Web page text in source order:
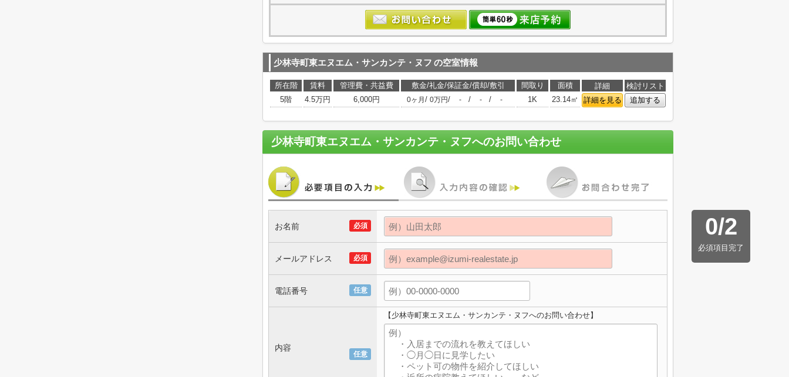
少林寺町東エヌエム・サンカンテ・ヌフ の空室情報
所在階 賃料 管理費・共益費 敷金/礼金/保証金/償却/敷引 間取り 面積 詳細
検討リスト
5階
4.5万円 6,000円 0ヶ月 / 0万円/ - / - / - 1K 23.14㎡ 詳細を見る 追加する
少林寺町東エヌエム・サンカンテ・ヌフへのお問い合わせ
0/2
必須項目完了
必須
お名前
必須
メールアドレス
任意
電話番号
任意
内容
【少林寺町東エヌエム・サンカンテ・ヌフへのお問い合わせ】